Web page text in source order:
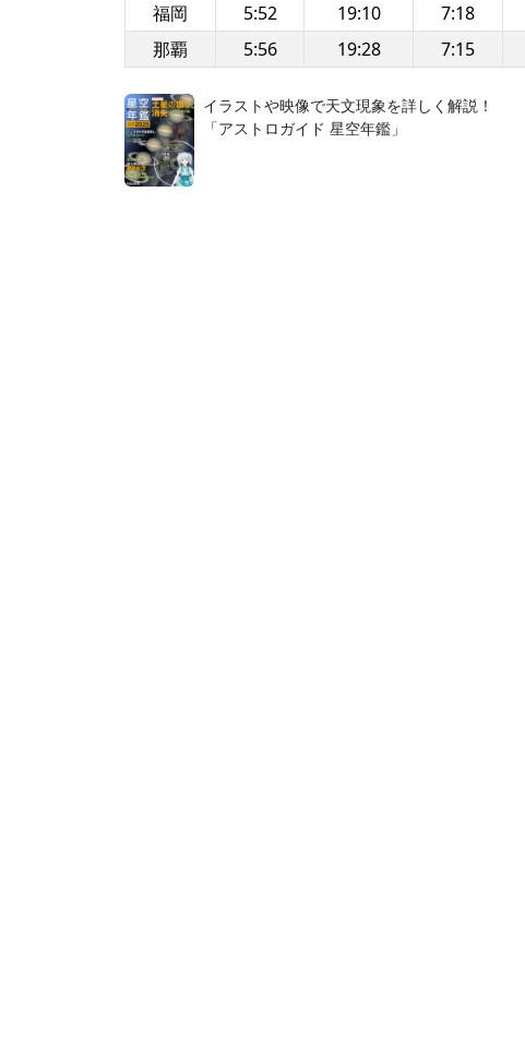
福岡
5:52 19:10 7:18
那覇
5:56 19:28 7:15
イラストや映像で天文現象を詳しく解説！
「アストロガイド 星空年鑑」